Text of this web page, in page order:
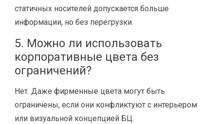
статичных носителей допускается больше
информации, но без перегрузки.
5. Можно ли использовать
корпоративные цвета без
ограничений?
Нет. Даже фирменные цвета могут быть
ограничены, если они конфликтуют с интерьером
или визуальной концепцией БЦ.